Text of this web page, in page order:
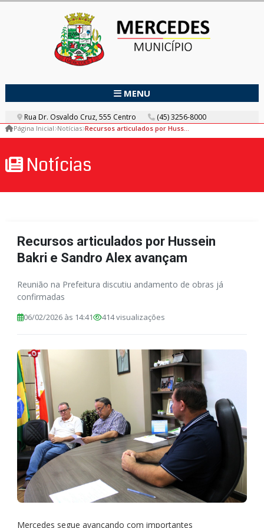
MENU
Rua Dr. Osvaldo Cruz, 555 Centro (45) 3256-8000
Página Inicial Notícias Recursos articulados por Hussein Bakri e Sandro Alex avançam
Notícias
Recursos articulados por Hussein
Bakri e Sandro Alex avançam
Reunião na Prefeitura discutiu andamento de obras já
confirmadas
06/02/2026 às 14:41 414 visualizações
Mercedes segue avançando com importantes